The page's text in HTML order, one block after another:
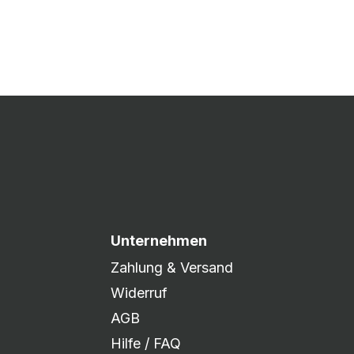
freigegeben und die
Unternehmen
Zahlung & Versand
Widerruf
AGB
Hilfe / FAQ